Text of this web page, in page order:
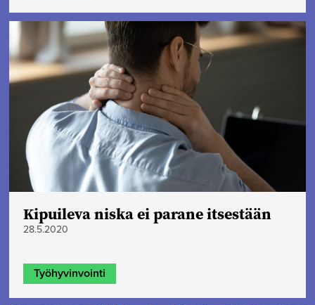
Kipuileva niska ei parane itsestään
28.5.2020
Työhyvinvointi